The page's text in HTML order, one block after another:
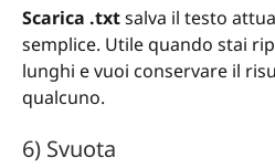
Scarica .txtsalva il testo
semplice. Utile quando stai
lunghi e vuoi conservare il
qualcuno.
6) Svuota